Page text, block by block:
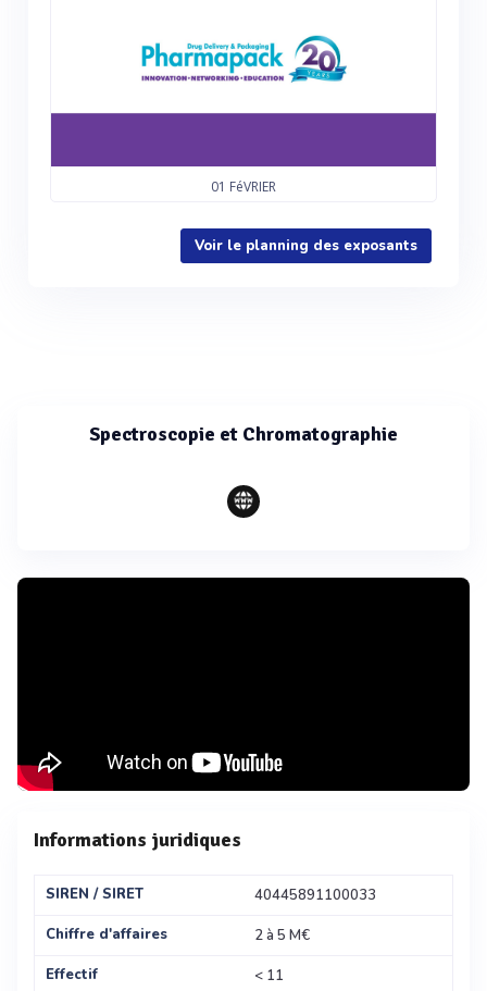
01 FéVRIER
Voir le planning des exposants
Spectroscopie et Chromatographie
Informations juridiques
SIREN / SIRET
40445891100033
Chiffre d'affaires
2 à 5 M€
Effectif
< 11